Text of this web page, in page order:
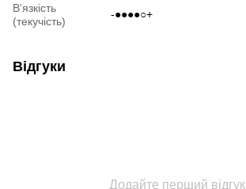
В'язкість
(текучість)
-●●●●○+
Відгуки
Додайте перший відгук